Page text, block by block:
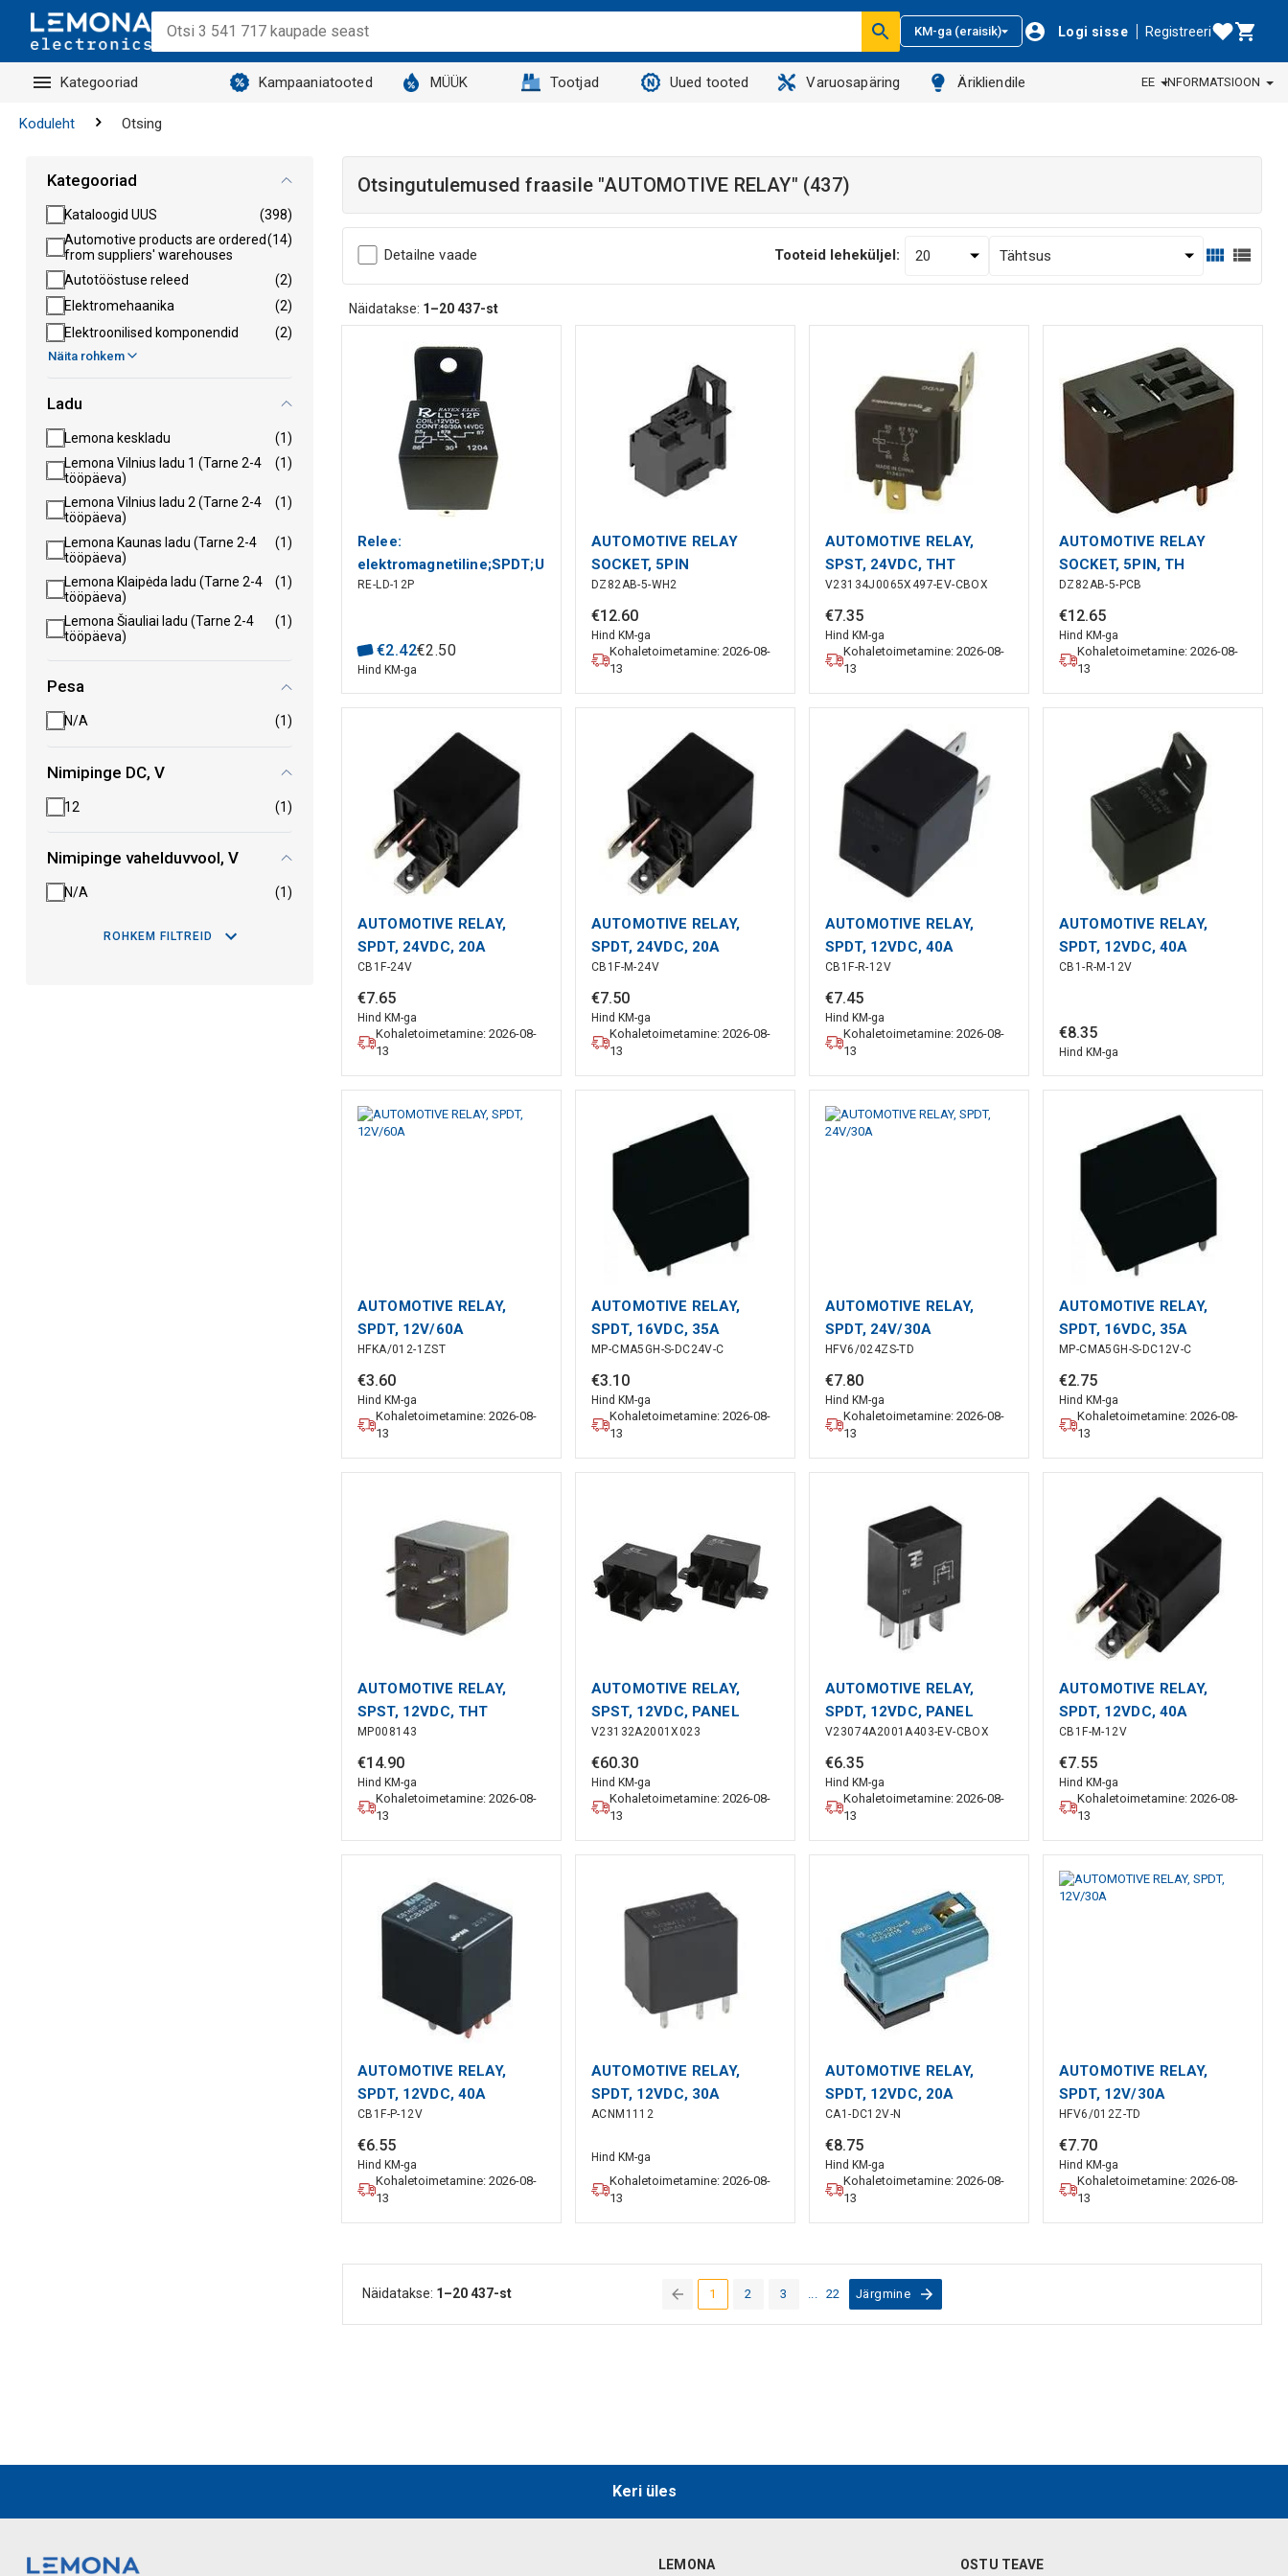
KM-ga (eraisik) Logi sisse Registreeri
Kategooriad Kampaaniatooted MÜÜK Tootjad Uued tooted Varuosapäring Ärikliendile EE INFORMATSIOON
Koduleht Otsing
Otsingutulemused fraasile "AUTOMOTIVE RELAY" (437)
Detailne vaade Tooteid leheküljel:
Näidatakse: 1–20437-st
Relee:
elektromagnetiline;SPDT;Ucoil:12VDC;40A;DC
koormus:30A/12VDC
RE-LD-12P
€2.42€2.50
Hind KM-ga
AUTOMOTIVE RELAY
SOCKET, 5PIN
DZ82AB-5-WH2
€12.60
Hind KM-ga
Kohaletoimetamine: 2026-08-
13
AUTOMOTIVE RELAY,
SPST, 24VDC, THT
V23134J0065X497-EV-CBOX
€7.35
Hind KM-ga
Kohaletoimetamine: 2026-08-
13
AUTOMOTIVE RELAY
SOCKET, 5PIN, TH
DZ82AB-5-PCB
€12.65
Hind KM-ga
Kohaletoimetamine: 2026-08-
13
AUTOMOTIVE RELAY,
SPDT, 24VDC, 20A
CB1F-24V
€7.65
Hind KM-ga
Kohaletoimetamine: 2026-08-
13
AUTOMOTIVE RELAY,
SPDT, 24VDC, 20A
CB1F-M-24V
€7.50
Hind KM-ga
Kohaletoimetamine: 2026-08-
13
AUTOMOTIVE RELAY,
SPDT, 12VDC, 40A
CB1F-R-12V
€7.45
Hind KM-ga
Kohaletoimetamine: 2026-08-
13
AUTOMOTIVE RELAY,
SPDT, 12VDC, 40A
CB1-R-M-12V
€8.35
Hind KM-ga
AUTOMOTIVE RELAY,
SPDT, 12V/60A
HFKA/012-1ZST
€3.60
Hind KM-ga
Kohaletoimetamine: 2026-08-
13
AUTOMOTIVE RELAY,
SPDT, 16VDC, 35A
MP-CMA5GH-S-DC24V-C
€3.10
Hind KM-ga
Kohaletoimetamine: 2026-08-
13
AUTOMOTIVE RELAY,
SPDT, 24V/30A
HFV6/024ZS-TD
€7.80
Hind KM-ga
Kohaletoimetamine: 2026-08-
13
AUTOMOTIVE RELAY,
SPDT, 16VDC, 35A
MP-CMA5GH-S-DC12V-C
€2.75
Hind KM-ga
Kohaletoimetamine: 2026-08-
13
AUTOMOTIVE RELAY,
SPST, 12VDC, THT
MP008143
€14.90
Hind KM-ga
Kohaletoimetamine: 2026-08-
13
AUTOMOTIVE RELAY,
SPST, 12VDC, PANEL
V23132A2001X023
€60.30
Hind KM-ga
Kohaletoimetamine: 2026-08-
13
AUTOMOTIVE RELAY,
SPDT, 12VDC, PANEL
V23074A2001A403-EV-CBOX
€6.35
Hind KM-ga
Kohaletoimetamine: 2026-08-
13
AUTOMOTIVE RELAY,
SPDT, 12VDC, 40A
CB1F-M-12V
€7.55
Hind KM-ga
Kohaletoimetamine: 2026-08-
13
AUTOMOTIVE RELAY,
SPDT, 12VDC, 40A
CB1F-P-12V
€6.55
Hind KM-ga
Kohaletoimetamine: 2026-08-
13
AUTOMOTIVE RELAY,
SPDT, 12VDC, 30A
ACNM1112
Hind KM-ga
Kohaletoimetamine: 2026-08-
13
AUTOMOTIVE RELAY,
SPDT, 12VDC, 20A
CA1-DC12V-N
€8.75
Hind KM-ga
Kohaletoimetamine: 2026-08-
13
AUTOMOTIVE RELAY,
SPDT, 12V/30A
HFV6/012Z-TD
€7.70
Hind KM-ga
Kohaletoimetamine: 2026-08-
13
1(current)
2 3 22 Järgmine
Näidatakse: 1–20437-st
Kategooriad
Kataloogid UUS
(398)
Automotive products are ordered
from suppliers' warehouses
(14)
Autotööstuse releed
(2)
Elektromehaanika
(2)
Elektroonilised komponendid
(2)
Näita rohkem
Ladu
Lemona keskladu
(1)
Lemona Vilnius ladu 1 (Tarne 2-4
tööpäeva)
(1)
Lemona Vilnius ladu 2 (Tarne 2-4
tööpäeva)
(1)
Lemona Kaunas ladu (Tarne 2-4
tööpäeva)
(1)
Lemona Klaipėda ladu (Tarne 2-4
tööpäeva)
(1)
Lemona Šiauliai ladu (Tarne 2-4
tööpäeva)
(1)
Pesa
N/A (1)
Nimipinge DC, V
12 (1)
Nimipinge vahelduvvool, V
N/A (1)
ROHKEM FILTREID
Keri üles
LEMONA OSTU TEAVE